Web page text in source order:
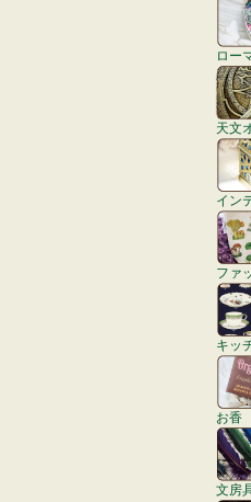
ロー
天文
イン
ファ
キッ
お香
文房